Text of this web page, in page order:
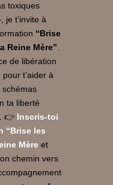
toxiques
je t’invite à
“Brise
Reine Mère”
de libération
t’aider à
schémas
ta liberté
👉 Inscris-toi
“Brise les
Mère et
chemin vers